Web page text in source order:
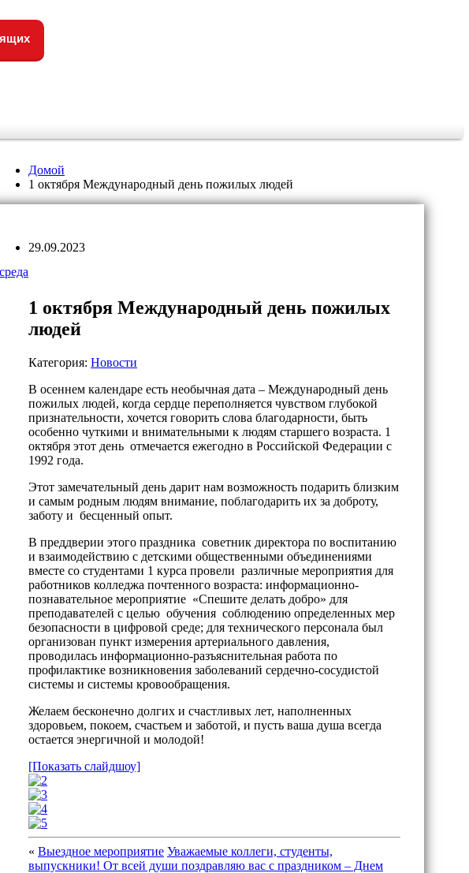
Домой
1 октября Международный день пожилых людей
29.09.2023
1 октября Международный день пожилых
людей
Категория: Новости
В осеннем календаре есть необычная дата – Международный день
пожилых людей, когда сердце переполняется чувством глубокой
признательности, хочется говорить слова благодарности, быть
особенно чуткими и внимательными к людям старшего возраста. 1
октября этот день отмечается ежегодно в Российской Федерации с
1992 года.
Этот замечательный день дарит нам возможность подарить близким
и самым родным людям внимание, поблагодарить их за доброту,
заботу и бесценный опыт.
В преддверии этого праздника советник директора по воспитанию
и взаимодействию с детскими общественными объединениями
вместе со студентами 1 курса провели различные мероприятия для
работников колледжа почтенного возраста: информационно-
познавательное мероприятие «Спешите делать добро» для
преподавателей с целью обучения соблюдению определенных мер
безопасности в цифровой среде; для технического персонала был
организован пункт измерения артериального давления,
проводилась информационно-разъяснительная работа по
профилактике возникновения заболеваний сердечно-сосудистой
системы и системы кровообращения.
Желаем бесконечно долгих и счастливых лет, наполненных
здоровьем, покоем, счастьем и заботой, и пусть ваша душа всегда
остается энергичной и молодой!
[Показать слайдшоу]
« Выездное мероприятие Уважаемые коллеги, студенты,
выпускники! От всей души поздравляю вас с праздником – Днем